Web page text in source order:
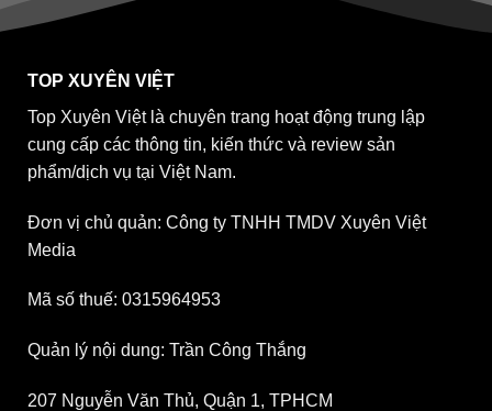
TOP XUYÊN VIỆT
Top Xuyên Việt là chuyên trang hoạt động trung lập
cung cấp các thông tin, kiến thức và review sản
phẩm/dịch vụ tại Việt Nam.
Đơn vị chủ quản: Công ty TNHH TMDV Xuyên Việt
Media
Mã số thuế: 0315964953
Quản lý nội dung: Trần Công Thắng
207 Nguyễn Văn Thủ, Quận 1, TPHCM